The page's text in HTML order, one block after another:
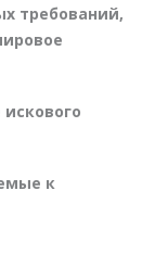
требований,
к